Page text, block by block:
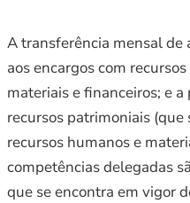
A transferência mensal de
aos encargos com
materiais e financeiros; e
recursos patrimoniais
recursos humanos e
competências delegadas
que se encontra em vigor